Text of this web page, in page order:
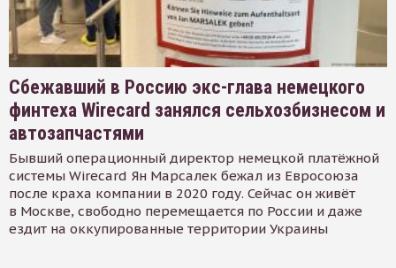
Сбежавший в Россию экс-глава немецкого
финтеха Wirecard занялся сельхозбизнесом и
автозапчастями
Бывший операционный директор немецкой платёжной
системы Wirecard Ян Марсалек бежал из Евросоюза
после краха компании в 2020 году. Сейчас он живёт
в Москве, свободно перемещается по России и даже
ездит на оккупированные территории Украины